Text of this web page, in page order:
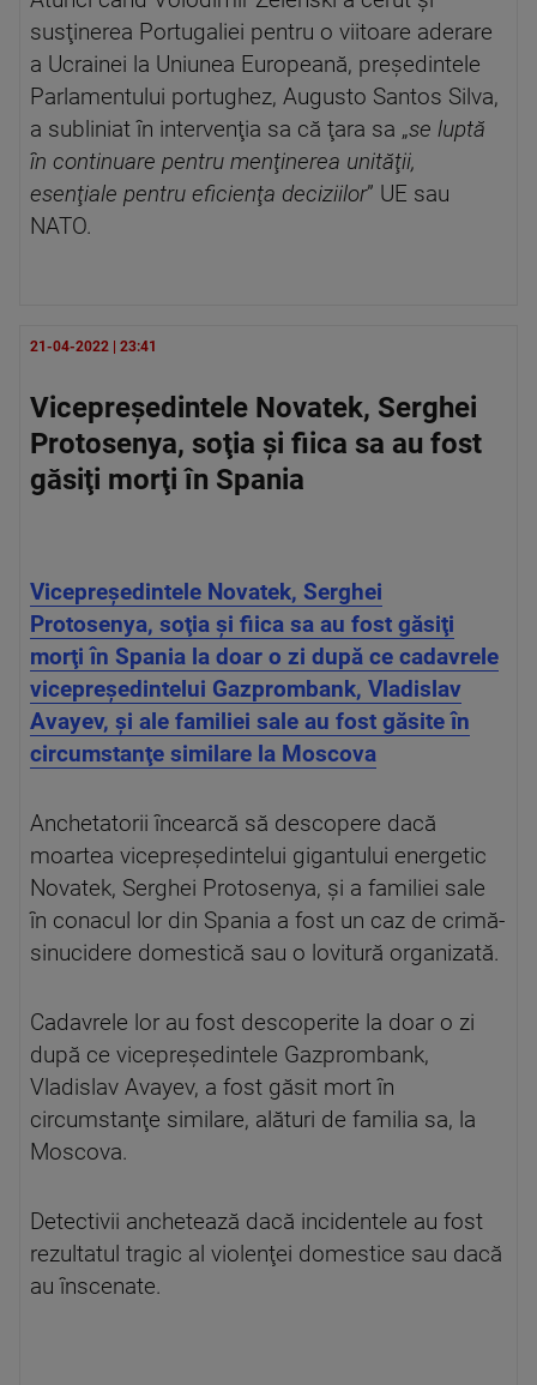
susţinerea Portugaliei pentru o viitoare aderare
a Ucrainei la Uniunea Europeană, preşedintele
Parlamentului portughez, Augusto Santos Silva,
a subliniat în intervenţia sa că ţara sa „se luptă
în continuare pentru menţinerea unităţii,
esenţiale pentru eficienţa deciziilor” UE sau
NATO.
21-04-2022 | 23:41
Vicepreşedintele Novatek, Serghei
Protosenya, soţia şi fiica sa au fost
găsiţi morţi în Spania
Vicepreşedintele Novatek, Serghei
Protosenya, soţia şi fiica sa au fost găsiţi
morţi în Spania la doar o zi după ce cadavrele
vicepreşedintelui Gazprombank, Vladislav
Avayev, şi ale familiei sale au fost găsite în
circumstanţe similare la Moscova
Anchetatorii încearcă să descopere dacă
moartea vicepreşedintelui gigantului energetic
Novatek, Serghei Protosenya, şi a familiei sale
în conacul lor din Spania a fost un caz de crimă-
sinucidere domestică sau o lovitură organizată.
Cadavrele lor au fost descoperite la doar o zi
după ce vicepreşedintele Gazprombank,
Vladislav Avayev, a fost găsit mort în
circumstanţe similare, alături de familia sa, la
Moscova.
Detectivii anchetează dacă incidentele au fost
rezultatul tragic al violenţei domestice sau dacă
au înscenate.